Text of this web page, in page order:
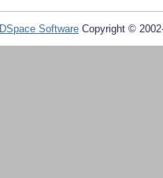
DSpace Software Copyright ©